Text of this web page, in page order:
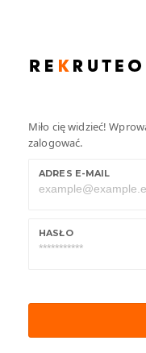
do
Szybka i sprawna
pieniędzy.
Miło cię widzieć!
zalogować.
ADRES E-MAIL
HASŁO